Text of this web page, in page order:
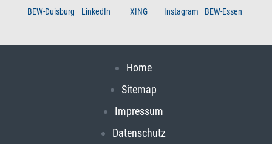
BEW-Duisburg LinkedIn XING Instagram BEW-Essen
Home
Sitemap
Impressum
Datenschutz